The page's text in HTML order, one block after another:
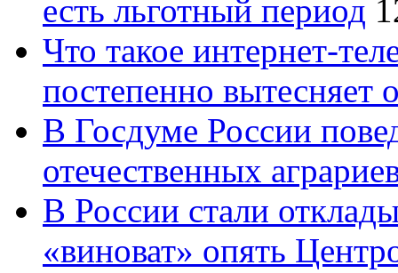
есть льготный период
Что такое интернет-
постепенно вытесняет
В Госдуме России
отечественных
В России стали
«виноват» опять